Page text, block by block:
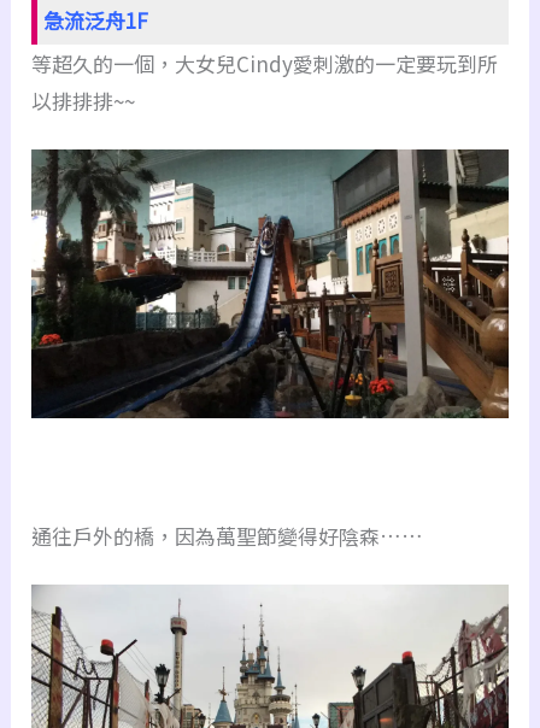
急流泛舟1F
等超久的一個，大女兒Cindy愛刺激的一定要玩到所
以排排排~~
通往戶外的橋，因為萬聖節變得好陰森……